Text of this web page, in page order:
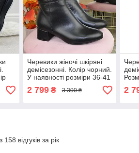
Черевики жіночі шкіряні
демісезонні. Колір чорний.
У наявності розміри 36-41
2 799₴ 3 300 ₴ 2
відгуків за рік